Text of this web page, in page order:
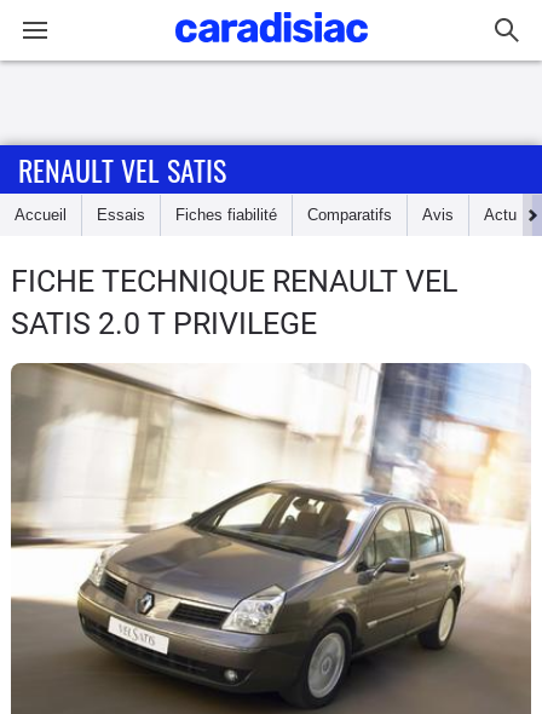
Accueil
Essais
Guide
d'achat
Electriques
Utilitaires
Auto
RENAULT VEL SATIS
Accueil Essais Fiches fiabilité Comparatifs Avis Actu
FICHE TECHNIQUE RENAULT VEL
SATIS 2.0 T PRIVILEGE